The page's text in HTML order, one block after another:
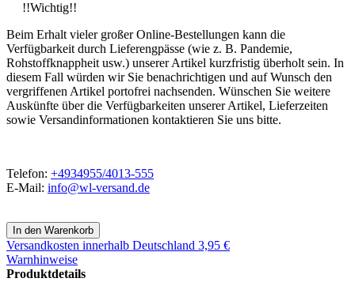
!!Wichtig!!
Beim Erhalt vieler großer Online-Bestellungen kann die
Verfügbarkeit durch Lieferengpässe (wie z. B. Pandemie,
Rohstoffknappheit usw.) unserer Artikel kurzfristig überholt sein. In
diesem Fall würden wir Sie benachrichtigen und auf Wunsch den
vergriffenen Artikel portofrei nachsenden. Wünschen Sie weitere
Auskünfte über die Verfügbarkeiten unserer Artikel, Lieferzeiten
sowie Versandinformationen kontaktieren Sie uns bitte.
Telefon: +4934955/4013-555
E-Mail: info@wl-versand.de
Versandkosten innerhalb Deutschland 3,95 €
Warnhinweise
Produktdetails